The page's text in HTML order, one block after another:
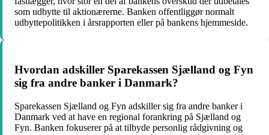
som udbytte til aktionærerne. Banken offentliggør normalt
udbyttepolitikken i årsrapporten eller på bankens hjemmeside.
Hvordan adskiller Sparekassen Sjælland og Fyn
sig fra andre banker i Danmark?
Sparekassen Sjælland og Fyn adskiller sig fra andre banker i
Danmark ved at have en regional forankring på Sjælland og
Fyn. Banken fokuserer på at tilbyde personlig rådgivning og